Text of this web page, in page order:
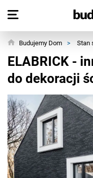
Budujemy Dom > Stan
ELABRICK -
do dekoracji